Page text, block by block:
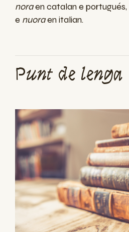
noraen catalan e portugués,
e nuoraen italian.
Punt de lenga